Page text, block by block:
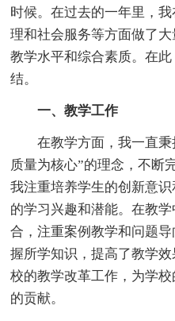
时候。在过去的一年里，
理和社会服务等方面做了
教学水平和综合素质。在
结。
一、教学工作
在教学方面，我一直秉
质量为核心”的理念，不断
我注重培养学生的创新意
的学习兴趣和潜能。在教
合，注重案例教学和问题
握所学知识，提高了教学
校的教学改革工作，为学
的贡献。